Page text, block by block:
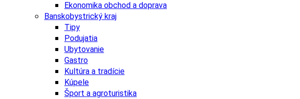
Ekonomika obchod a doprava
Banskobystrický kraj
Tipy
Podujatia
Ubytovanie
Gastro
Kultúra a tradície
Kúpele
Šport a agroturistika